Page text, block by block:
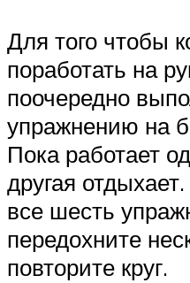
Для того чтобы
поработать на
поочередно
упражнению на
Пока работает
другая
все шесть
передохните
повторите круг.